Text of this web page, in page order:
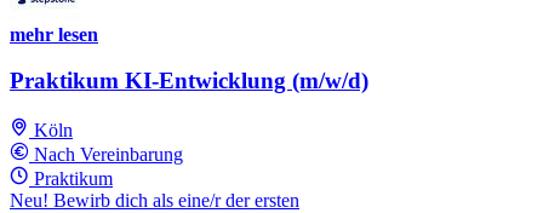
mehr lesen
Praktikum KI-Entwicklung (m/w/d)
Köln
Nach Vereinbarung
Praktikum
Neu! Bewirb dich als eine/r der ersten